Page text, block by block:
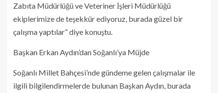
Zabıta Müdürlüğü ve Veteriner İşleri Müdürlüğü
ekiplerimize de teşekkür ediyoruz, burada güzel bir
çalışma yaptılar” diye konuştu.
Başkan Erkan Aydın’dan Soğanlı’ya Müjde
Soğanlı Millet Bahçesi’nde gündeme gelen çalışmalar ile
ilgili bilgilendirmelerde bulunan Başkan Aydın, burada